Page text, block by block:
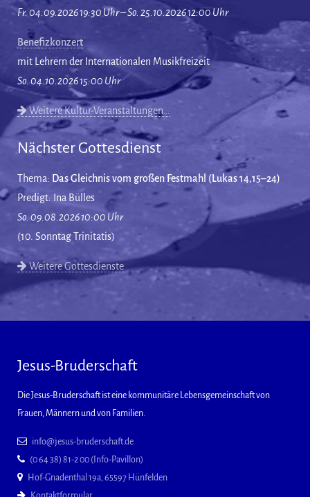
Fr. 04.09.2026 19:30 Uhr – So. 25.10.2026 12:00 Uhr
Benefizkonzert
mit Lehrern der Internationalen Musikfreizeit
So. 04.10.2026 15:00 Uhr
Weitere Kultur-Veranstaltungen…
Nächster Gottesdienst
Thema: Das Gleichnis vom großen Festmahl (Lukas 14,15–24)
Predigt: Ina Bülles
So. 09.08.2026 10:00 Uhr
(10. Sonntag Trinitatis)
Weitere Gottesdienste
Jesus-Bruderschaft
Die Jesus-Bruderschaft ist eine kommunitäre Lebensgemeinschaft von
Frauen, Männern und von Familien.
info@jesus-bruderschaft.de
(0 64 38) 81-2 00 (Info-Pavillon)
Hof-Gnadenthal 19a, 65597 Hünfelden